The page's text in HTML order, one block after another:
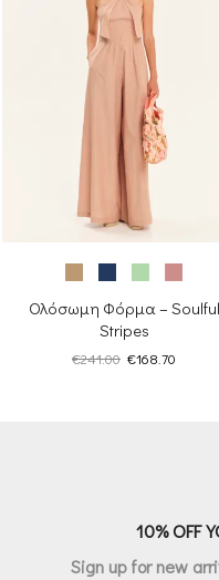
Ολόσωμη Φόρμα – Soulful
Stripes
€241.00 Original
€168.70
10% OFF
Sign up for new